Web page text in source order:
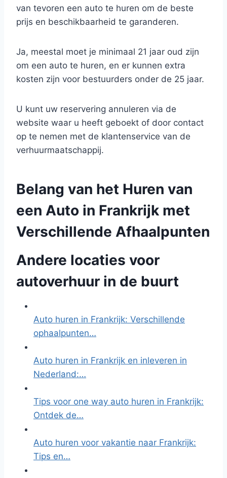
van tevoren een auto te huren om de beste
prijs en beschikbaarheid te garanderen.
Ja, meestal moet je minimaal 21 jaar oud zijn
om een auto te huren, en er kunnen extra
kosten zijn voor bestuurders onder de 25 jaar.
U kunt uw reservering annuleren via de
website waar u heeft geboekt of door contact
op te nemen met de klantenservice van de
verhuurmaatschappij.
Belang van het Huren van
een Auto in Frankrijk met
Verschillende Afhaalpunten
Andere locaties voor
autoverhuur in de buurt
Auto huren in Frankrijk: Verschillende
ophaalpunten…
Auto huren in Frankrijk en inleveren in
Nederland:…
Tips voor one way auto huren in Frankrijk:
Ontdek de…
Auto huren voor vakantie naar Frankrijk:
Tips en…